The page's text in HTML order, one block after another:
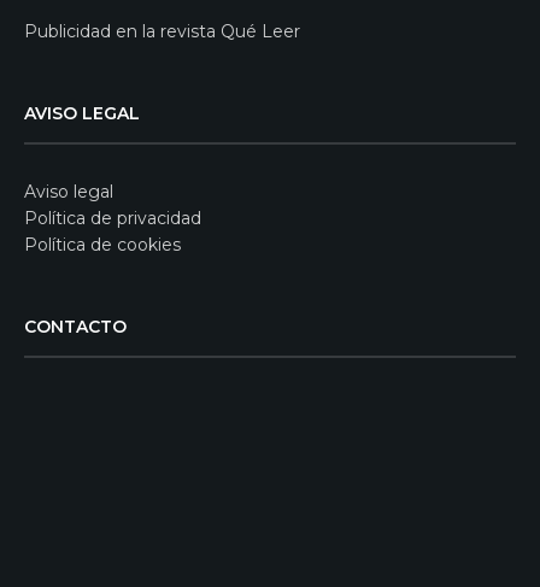
Publicidad en la revista Qué Leer
AVISO LEGAL
Aviso legal
Política de privacidad
Política de cookies
CONTACTO